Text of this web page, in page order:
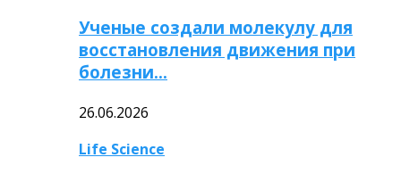
Ученые создали молекулу для
восстановления движения при
болезни…
26.06.2026
Life Science